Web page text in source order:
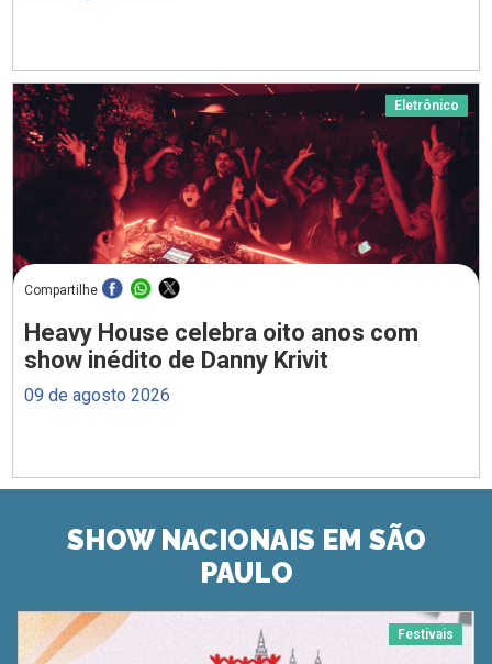
Eletrônico
Compartilhe
Heavy House celebra oito anos com
show inédito de Danny Krivit
09 de agosto 2026
SHOW NACIONAIS EM SÃO
PAULO
Festivais